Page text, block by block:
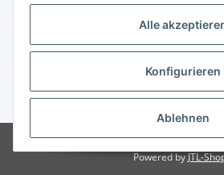
Vertrag
* Alle Preise inkl. gesetzlicher USt., zzgl.
© Groß- U. Einzelhandel
Powered byJTL-
Alle
Konfigurieren
Ablehnen